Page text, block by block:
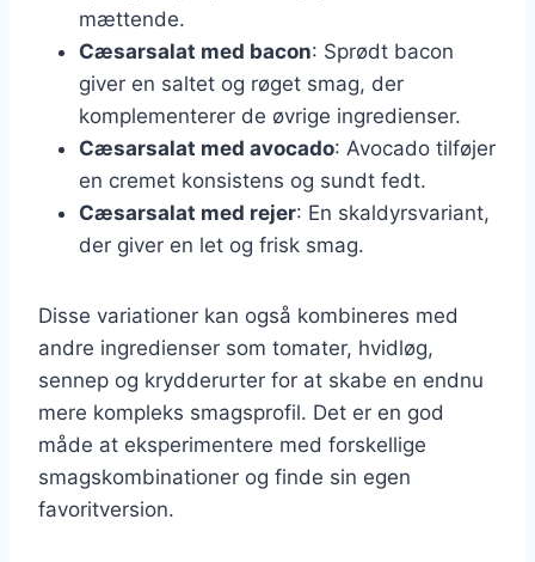
mættende.
Cæsarsalat med bacon: Sprødt bacon
giver en saltet og røget smag, der
komplementerer de øvrige ingredienser.
Cæsarsalat med avocado: Avocado tilføjer
en cremet konsistens og sundt fedt.
Cæsarsalat med rejer: En skaldyrsvariant,
der giver en let og frisk smag.
Disse variationer kan også kombineres med
andre ingredienser som tomater, hvidløg,
sennep og krydderurter for at skabe en endnu
mere kompleks smagsprofil. Det er en god
måde at eksperimentere med forskellige
smagskombinationer og finde sin egen
favoritversion.